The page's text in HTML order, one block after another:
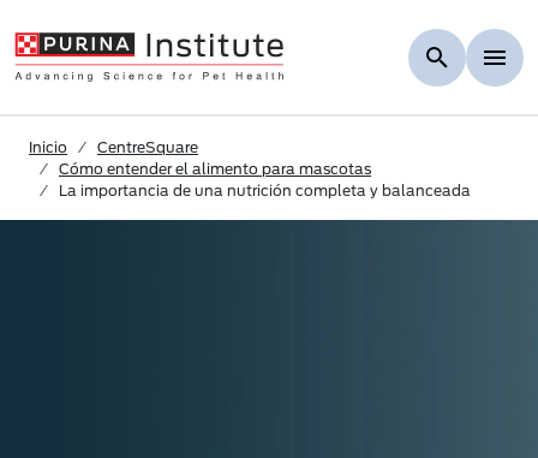
Inicio
CentreSquare
Cómo entender el alimento para mascotas
La importancia de una nutrición completa y balanceada